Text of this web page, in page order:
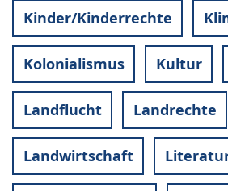
Kinder/Kinderrechte
Kolonialismus Kultur
Landflucht Landrechte
Landwirtschaft